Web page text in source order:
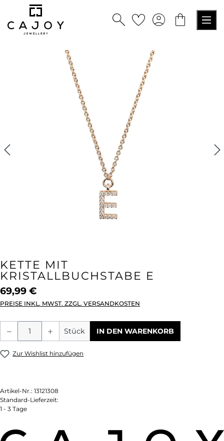
springen
KETTE MIT
KRISTALLBUCHSTABE E
69,99 €
PREISE INKL. MWST. ZZGL. VERSANDKOSTEN
Produkt Anzahl: Gib den gewünschten
Stück IN DEN WARENKORB
Zur Wishlist hinzufügen
Artikel-Nr.: 13121308
Standard-Lieferzeit:
1 - 3 Tage